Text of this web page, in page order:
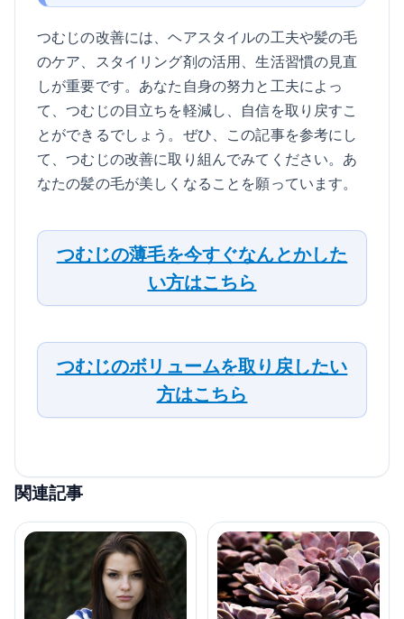
つむじの改善には、ヘアスタイルの工夫や髪の毛
のケア、スタイリング剤の活用、生活習慣の見直
しが重要です。あなた自身の努力と工夫によっ
て、つむじの目立ちを軽減し、自信を取り戻すこ
とができるでしょう。ぜひ、この記事を参考にし
て、つむじの改善に取り組んでみてください。あ
なたの髪の毛が美しくなることを願っています。
つむじの薄毛を今すぐなんとかした
い方はこちら
つむじのボリュームを取り戻したい
方はこちら
関連記事